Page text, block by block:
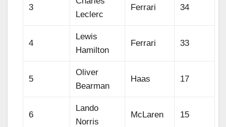
3
Leclerc
Ferrari 34
4
Lewis
Hamilton
Ferrari 33
5
Oliver
Bearman
Haas 17
6
Lando
Norris
McLaren 15